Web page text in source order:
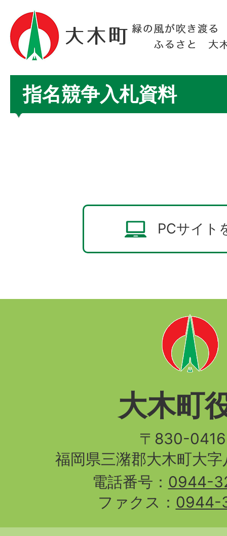
指名競争入札資料
PCサイト
大木町
〒830-
福岡県三潴郡大木町大
電話番号： 0944-
ファクス： 0944-